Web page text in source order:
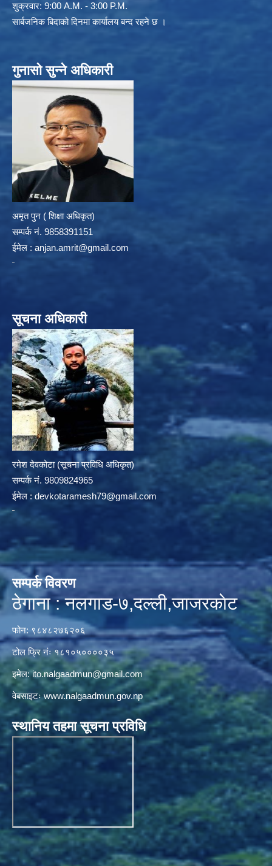
शुक्रवार: 9:00 A.M. - 3:00 P.M.
सार्बजनिक बिदाको दिनमा कार्यालय बन्द रहने छ ।
गुनासो सुन्ने अधिकारी
अमृत पुन ( शिक्षा अधिकृत)
सम्पर्क न‌ं. 9858391151
ईमेल : anjan.amrit@gmail.com
सूचना अधिकारी
रमेश देवकोटा (सूचना प्रविधि अधिकृत)
सम्पर्क न‌ं. 9809824965
ईमेल : devkotaramesh79@gmail.com
सम्पर्क विवरण
ठेगाना : नलगाड-७,दल्ली,जाजरकाेट
फोन: ९८४८२७६२०६
टोल फ्रि नंः १८१०५००००३५
इमेल:ito.nalgaadmun@gmail.com
वेबसाइटःwww.nalgaadmun.gov.np
स्थानिय तहमा सूचना प्रविधि